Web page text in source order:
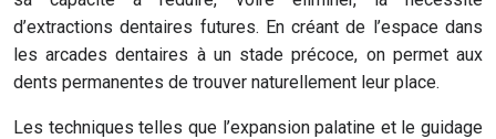
d’extractions dentaires futures. En créant de l’espace dans
les arcades dentaires à un stade précoce, on permet aux
dents permanentes de trouver naturellement leur place.
Les techniques telles que l’expansion palatine et le guidage